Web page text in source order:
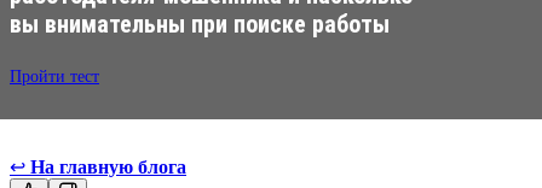
вы внимательны при поиске работы
Пройти тест
↩ На главную блога